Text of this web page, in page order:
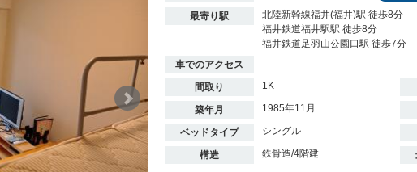
最寄り駅
北陸新幹線福井(福井)駅 徒歩8分
福井鉄道福井駅駅 徒歩8分
福井鉄道足羽山公園口駅 徒歩7分
車でのアクセス
間取り
1K
築年月 1985年11月
ベッドタイプ シングル
構造 鉄骨造/4階建